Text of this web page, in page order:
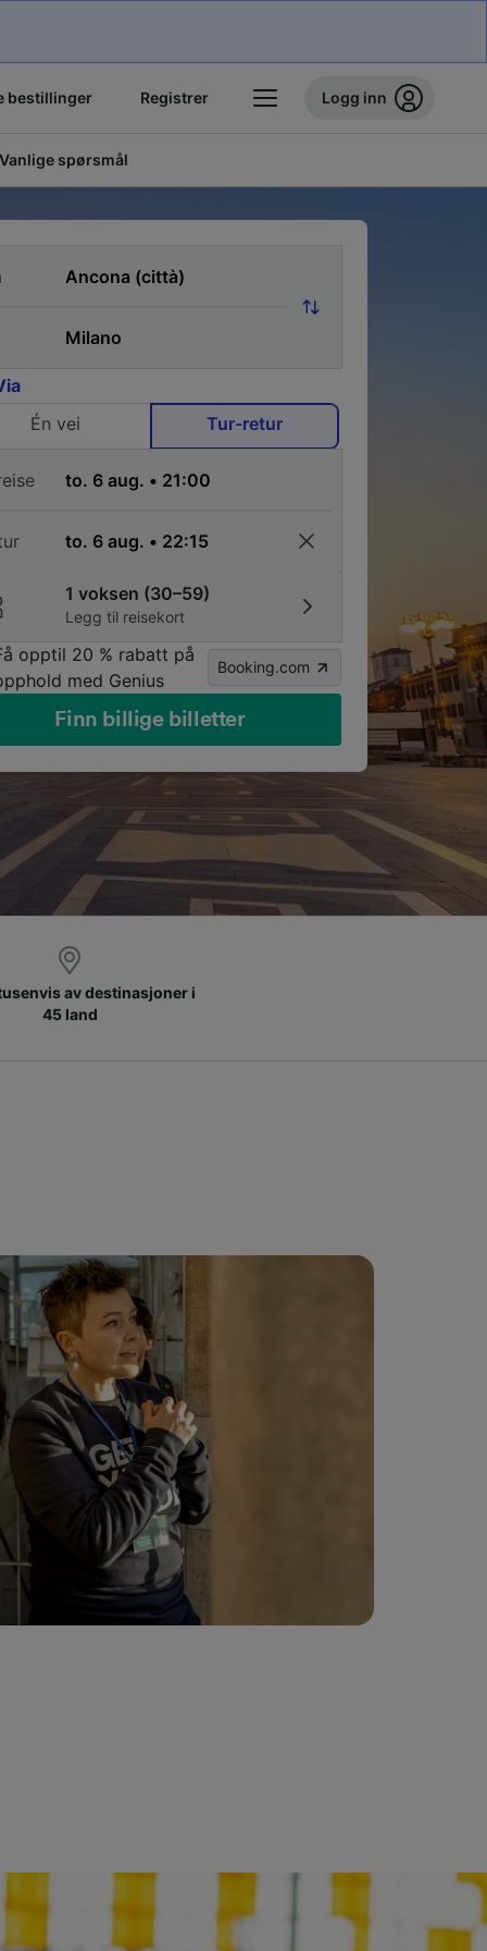
bestillinger Registrer Logg inn
Vanlige spørsmål
Én vei
Tur-retur
1 voksen (30–59)
Legg til reisekort
opptil 20 % rabatt på
med Genius
Booking.com
Finn billige billetter
av destinasjoner i
45 land